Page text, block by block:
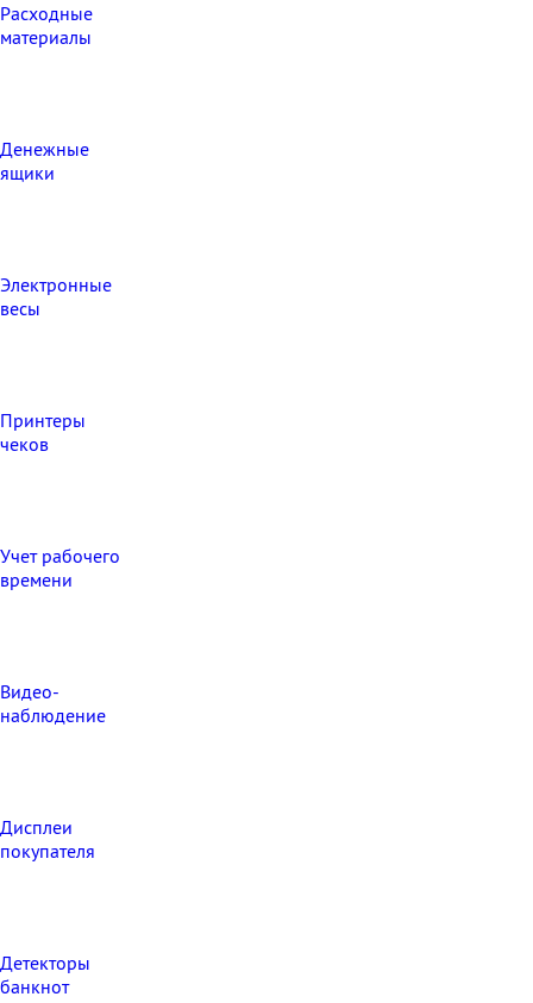
Расходные
материалы
Денежные
ящики
Электронные
весы
Принтеры
чеков
Учет рабочего
времени
Видео‑
наблюдение
Дисплеи
покупателя
Детекторы
банкнот